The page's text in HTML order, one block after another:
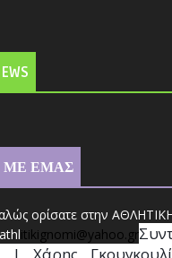
ΜΕ ΕΜΑΣ
ορίσατε στην
itikignomi@yahoo.gr